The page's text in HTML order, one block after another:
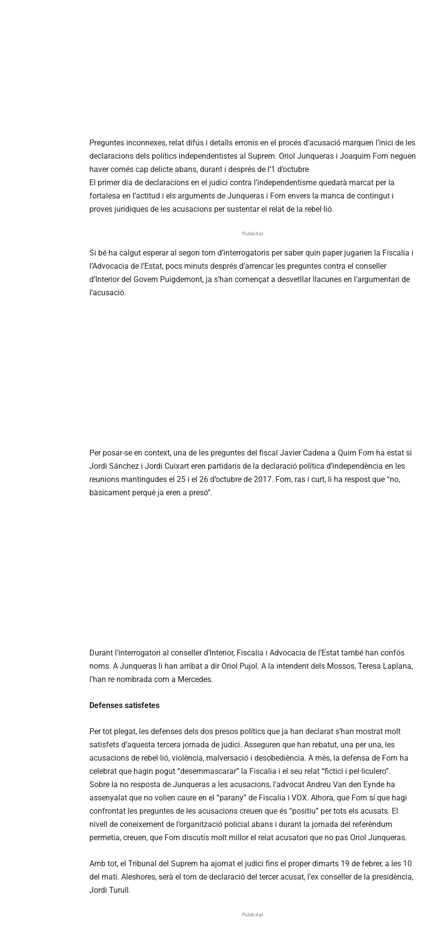
Preguntes inconnexes, relat difús i detalls erronis en el procés d’acusació marquen l’inici de les
declaracions dels polítics independentistes al Suprem. Oriol Junqueras i Joaquim Forn neguen
haver comés cap delicte abans, durant i després de l’1 d’octubre
El primer dia de declaracions en el judici contra l’independentisme quedarà marcat per la
fortalesa en l’actitud i els arguments de Junqueras i Forn envers la manca de contingut i
proves jurídiques de les acusacions per sustentar el relat de la rebel·lió.
Publicitat
Si bé ha calgut esperar al segon torn d’interrogatoris per saber quin paper jugarien la Fiscalia i
l’Advocacia de l’Estat, pocs minuts després d’arrencar les preguntes contra el conseller
d’Interior del Govern Puigdemont, ja s’han començat a desvetllar llacunes en l’argumentari de
l’acusació.
Per posar-se en context, una de les preguntes del fiscal Javier Cadena a Quim Forn ha estat si
Jordi Sánchez i Jordi Cuixart eren partidaris de la declaració política d’independència en les
reunions mantingudes el 25 i el 26 d’octubre de 2017. Forn, ras i curt, li ha respost que “no,
bàsicament perquè ja eren a presó”.
Durant l’interrogatori al conseller d’Interior, Fiscalia i Advocacia de l’Estat també han confós
noms. A Junqueras li han arribat a dir Oriol Pujol. A la intendent dels Mossos, Teresa Laplana,
l’han re nombrada com a Mercedes.
Defenses satisfetes
Per tot plegat, les defenses dels dos presos polítics que ja han declarat s’han mostrat molt
satisfets d’aquesta tercera jornada de judici. Asseguren que han rebatut, una per una, les
acusacions de rebel·lió, violència, malversació i desobediència. A més, la defensa de Forn ha
celebrat que hagin pogut “desemmascarar” la Fiscalia i el seu relat “fictici i pel·liculero”.
Sobre la no resposta de Junqueras a les acusacions, l’advocat Andreu Van den Eynde ha
assenyalat que no volien caure en el “parany” de Fiscalia i VOX. Alhora, que Forn sí que hagi
confrontat les preguntes de les acusacions creuen que és “positiu” per tots els acusats. El
nivell de coneixement de l’organització policial abans i durant la jornada del referèndum
permetia, creuen, que Forn discutís molt millor el relat acusatori que no pas Oriol Junqueras.
Amb tot, el Tribunal del Suprem ha ajornat el judici fins el proper dimarts 19 de febrer, a les 10
del matí. Aleshores, serà el torn de declaració del tercer acusat, l’ex conseller de la presidència,
Jordi Turull.
Publicitat